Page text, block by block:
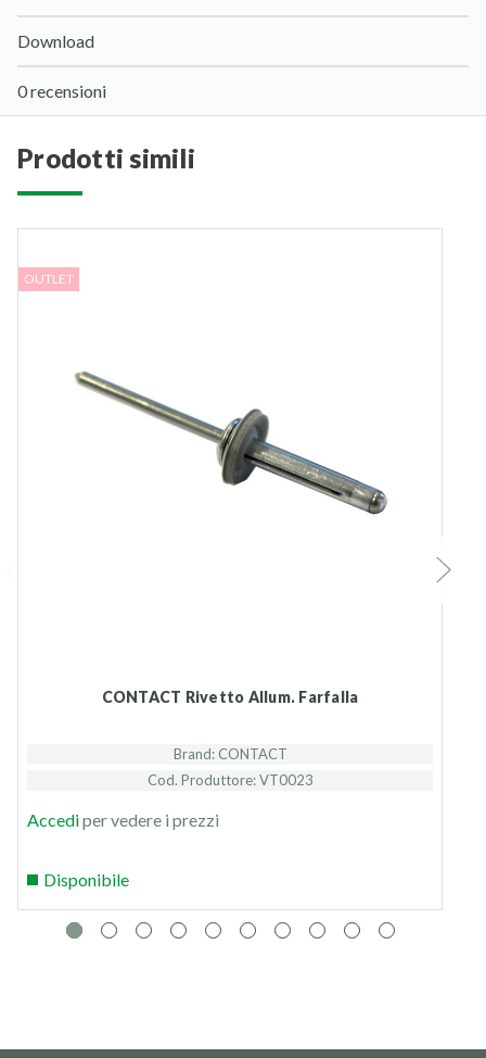
Download
0 recensioni
prodotti simili
OUTLET
CONTACT Rivetto Allum. Farfalla
Brand: CONTACT
Cod. Produttore: VT0023
Accediper vedere i prezzi
Disponibile